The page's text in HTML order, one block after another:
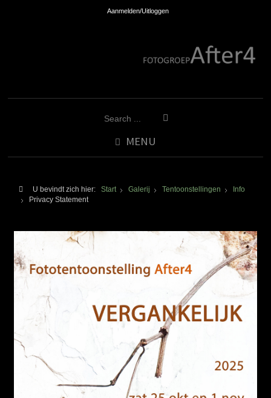
Aanmelden/Uitloggen
MENU
U bevindt zich hier:Start Galerij Tentoonstellingen
Info
Privacy Statement